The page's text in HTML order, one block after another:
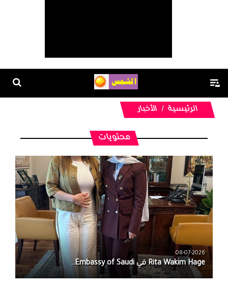
الرئيسية الأخبار
محتويات
08-07-2026